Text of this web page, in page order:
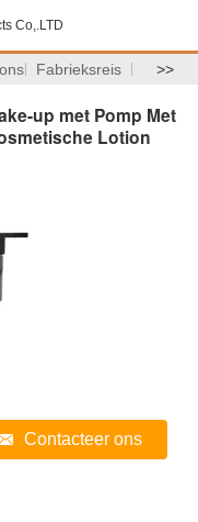
Co,.LTD
Fabrieksreis >>
up met Pomp Met
Lotion
Contacteer ons